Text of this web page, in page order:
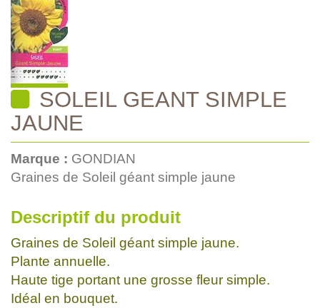
SOLEIL GEANT SIMPLE
JAUNE
Marque : GONDIAN
Graines de Soleil géant simple jaune
Descriptif du produit
Graines de Soleil géant simple jaune.
Plante annuelle.
Haute tige portant une grosse fleur simple.
Idéal en bouquet.